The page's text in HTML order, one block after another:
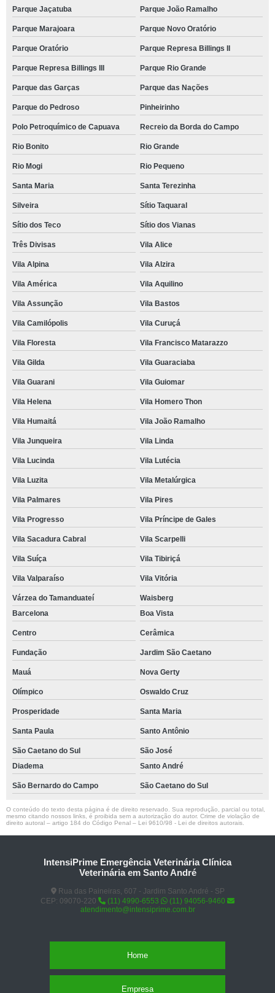
Parque Jaçatuba Parque João Ramalho
Parque Marajoara Parque Novo Oratório
Parque Oratório Parque Represa Billings II
Parque Represa Billings III Parque Rio Grande
Parque das Garças Parque das Nações
Parque do Pedroso Pinheirinho
Polo Petroquímico de Capuava Recreio da Borda do Campo
Rio Bonito Rio Grande
Rio Mogi Rio Pequeno
Santa Maria Santa Terezinha
Silveira Sítio Taquaral
Sítio dos Teco Sítio dos Vianas
Três Divisas Vila Alice
Vila Alpina Vila Alzira
Vila América Vila Aquilino
Vila Assunção Vila Bastos
Vila Camilópolis Vila Curuçá
Vila Floresta Vila Francisco Matarazzo
Vila Gilda Vila Guaraciaba
Vila Guarani Vila Guiomar
Vila Helena Vila Homero Thon
Vila Humaitá Vila João Ramalho
Vila Junqueira Vila Linda
Vila Lucinda Vila Lutécia
Vila Luzita Vila Metalúrgica
Vila Palmares Vila Pires
Vila Progresso Vila Príncipe de Gales
Vila Sacadura Cabral Vila Scarpelli
Vila Suíça Vila Tibiriçá
Vila Valparaíso Vila Vitória
Várzea do Tamanduateí
Waisberg
Barcelona
Boa Vista
Centro Cerâmica
Fundação Jardim São Caetano
Mauá Nova Gerty
Olímpico Oswaldo Cruz
Prosperidade Santa Maria
Santa Paula Santo Antônio
São Caetano do Sul
São José
Diadema
Santo André
São Bernardo do Campo São Caetano do Sul
O conteúdo do texto desta página é de direito reservado. Sua reprodução, parcial ou total,
mesmo citando nossos links, é proibida sem a autorização do autor. Crime de violação de
direito autoral – artigo 184 do Código Penal – Lei 9610/98 - Lei de direitos autorais
IntensiPrime Emergência Veterinária Clínica
Veterinária em Santo André
Rua das Paineiras, 607 - Jardim Santo André - SP
CEP: 09070-220
(11) 4990-6553
(11) 94056-9460
atendimento@intensiprime.com.br
Home
Empresa